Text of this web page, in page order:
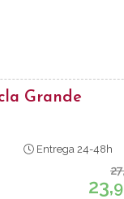
Grande
Entrega 24-48h
23,